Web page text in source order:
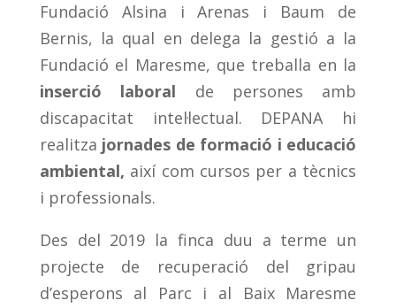
Fundació Alsina i Arenas i Baum de
Bernis, la qual en delega la gestió a la
Fundació el Maresme, que treballa en la
inserció laboral de persones amb
discapacitat intel·lectual. DEPANA hi
realitza jornades de formació i educació
ambiental, així com cursos per a tècnics
i professionals.
Des del 2019 la finca duu a terme un
projecte de recuperació del gripau
d’esperons al Parc i al Baix Maresme